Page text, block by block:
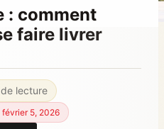
: comment
faire livrer
lecture
février 5, 2026